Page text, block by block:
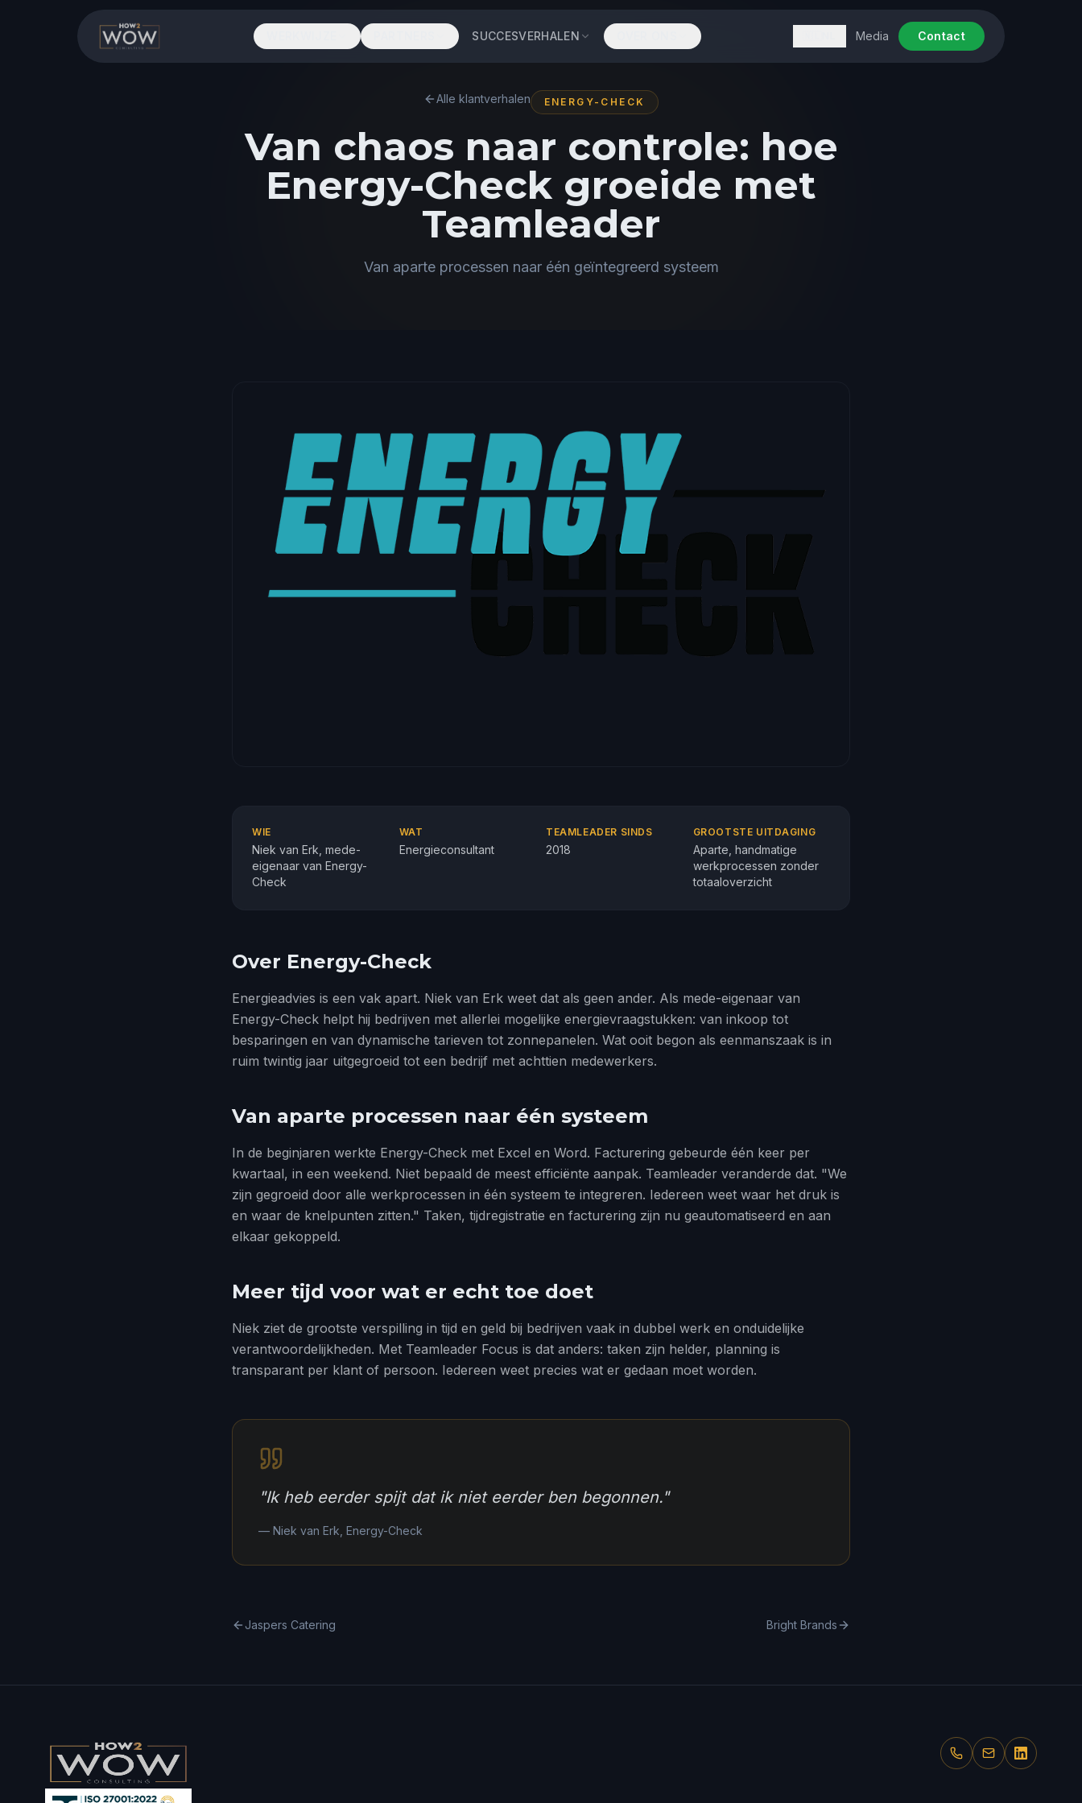
SUCCESVERHALEN Media Contact
Alle klantverhalen ENERGY-CHECK
Van chaos naar controle: hoe
Energy-Check groeide met
Teamleader
Van aparte processen naar één geïntegreerd systeem
WIE
Niek van Erk, mede-
eigenaar van Energy-
Check
WAT
Energieconsultant
TEAMLEADER SINDS
2018
GROOTSTE UITDAGING
Aparte, handmatige
werkprocessen zonder
totaaloverzicht
Over Energy-Check
Energieadvies is een vak apart. Niek van Erk weet dat als geen ander. Als mede-eigenaar van
Energy-Check helpt hij bedrijven met allerlei mogelijke energievraagstukken: van inkoop tot
besparingen en van dynamische tarieven tot zonnepanelen. Wat ooit begon als eenmanszaak is in
ruim twintig jaar uitgegroeid tot een bedrijf met achttien medewerkers.
Van aparte processen naar één systeem
In de beginjaren werkte Energy-Check met Excel en Word. Facturering gebeurde één keer per
kwartaal, in een weekend. Niet bepaald de meest efficiënte aanpak. Teamleader veranderde dat. "We
zijn gegroeid door alle werkprocessen in één systeem te integreren. Iedereen weet waar het druk is
en waar de knelpunten zitten." Taken, tijdregistratie en facturering zijn nu geautomatiseerd en aan
elkaar gekoppeld.
Meer tijd voor wat er echt toe doet
Niek ziet de grootste verspilling in tijd en geld bij bedrijven vaak in dubbel werk en onduidelijke
verantwoordelijkheden. Met Teamleader Focus is dat anders: taken zijn helder, planning is
transparant per klant of persoon. Iedereen weet precies wat er gedaan moet worden.
"Ik heb eerder spijt dat ik niet eerder ben begonnen."
— Niek van Erk, Energy-Check
Jaspers Catering Bright Brands